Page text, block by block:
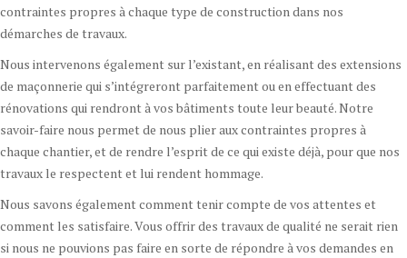
contraintes propres à chaque type de construction dans nos
démarches de travaux.
Nous intervenons également sur l’existant, en réalisant des extensions
de maçonnerie qui s’intégreront parfaitement ou en effectuant des
rénovations qui rendront à vos bâtiments toute leur beauté. Notre
savoir-faire nous permet de nous plier aux contraintes propres à
chaque chantier, et de rendre l’esprit de ce qui existe déjà, pour que nos
travaux le respectent et lui rendent hommage.
Nous savons également comment tenir compte de vos attentes et
comment les satisfaire. Vous offrir des travaux de qualité ne serait rien
si nous ne pouvions pas faire en sorte de répondre à vos demandes en